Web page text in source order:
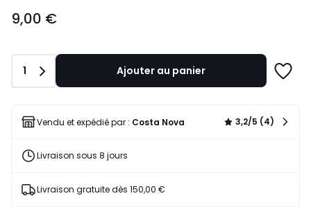
€.
9,00 €
Quantité
1 Ajouter au panier
liste
Vendu et expédié par : Costa Nova 3,2/5 (4)
Livraison sous 8 jours
Livraison gratuite dès 150,00 €